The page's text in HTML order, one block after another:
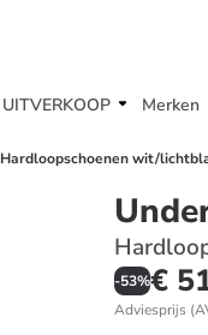
UITVERKOOP Merken
Hardloopschoenen wit/
-53%€
Adviesprijs